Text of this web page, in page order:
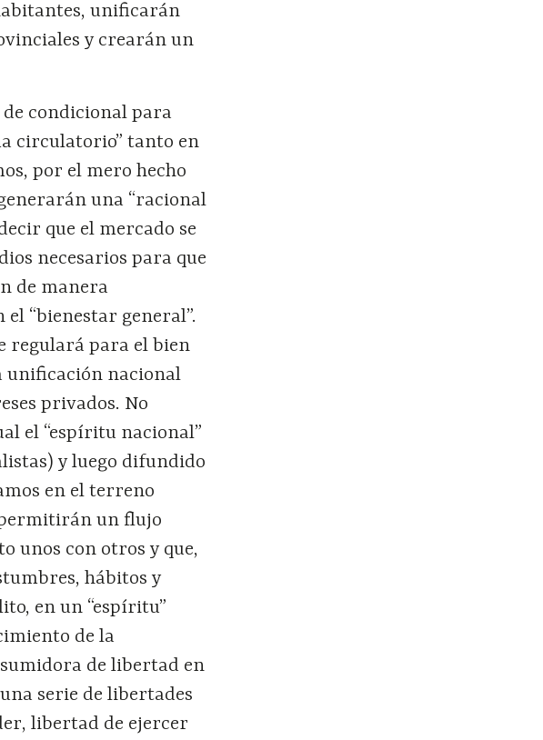
unificarán
y crearán un
condicional para
circulatorio” tanto en
por el mero hecho
una “racional
que el mercado se
necesarios para que
de manera
“bienestar general”.
regulará para el bien
unificación nacional
privados. No
el “espíritu nacional”
y luego difundido
en el terreno
un flujo
unos con otros y que,
hábitos y
en un “espíritu”
de la
de libertad en
serie de libertades
libertad de ejercer